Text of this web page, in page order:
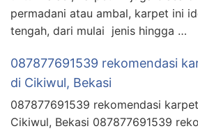
permadani atau ambal, karpet ini
tengah, dari mulai jenis hingga …
087877691539 rekomendasi
di Cikiwul, Bekasi
087877691539 rekomendasi
Cikiwul, Bekasi 087877691539